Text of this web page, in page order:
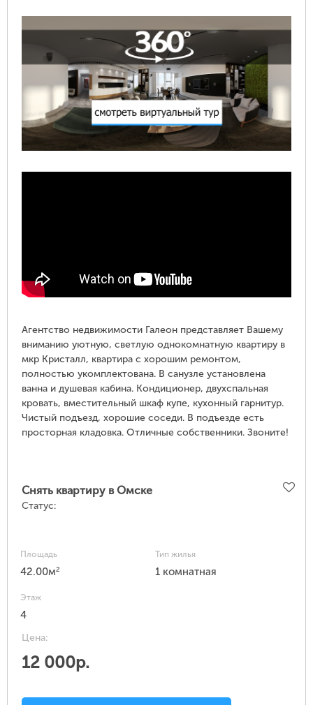
Агентство недвижимости Галеон представляет Вашему
вниманию уютную, светлую однокомнатную квартиру в
мкр Кристалл, квартира с хорошим ремонтом,
полностью укомплектована. В санузле установлена ​​
ванна и душевая кабина. Кондиционер, двухспальная
кровать, вместительный шкаф купе, кухонный гарнитур.
Чистый подъезд, хорошие соседи. В подъезде есть
просторная кладовка. Отличные собственники. Звоните!
Снять квартиру в Омске
Статус:
Площадь
42.00м2
Тип жилья
1 комнатная
Этаж
4
Цена:
12 000р.